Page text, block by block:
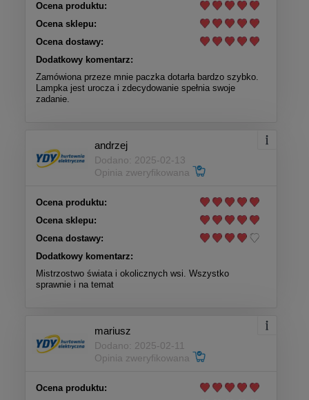
Ocena produktu:
Ocena sklepu:
Ocena dostawy:
Dodatkowy komentarz:
Zamówiona przeze mnie paczka dotarła bardzo szybko.
Lampka jest urocza i zdecydowanie spełnia swoje
zadanie.
andrzej
Dodano: 2025-02-13
Opinia zweryfikowana
Ocena produktu:
Ocena sklepu:
Ocena dostawy:
Dodatkowy komentarz:
Mistrzostwo świata i okolicznych wsi. Wszystko
sprawnie i na temat
mariusz
Dodano: 2025-02-11
Opinia zweryfikowana
Ocena produktu: